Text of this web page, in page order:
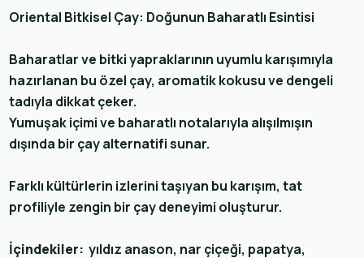
Oriental Bitkisel Çay: Doğunun Baharatlı Esintisi
Baharatlar ve bitki yapraklarının uyumlu karışımıyla
hazırlanan bu özel çay, aromatik kokusu ve dengeli
tadıyla dikkat çeker.
Yumuşak içimi ve baharatlı notalarıyla alışılmışın
dışında bir çay alternatifi sunar.
Farklı kültürlerin izlerini taşıyan bu karışım, tat
profiliyle zengin bir çay deneyimi oluşturur.
İçindekiler: yıldız anason, nar çiçeği, papatya,